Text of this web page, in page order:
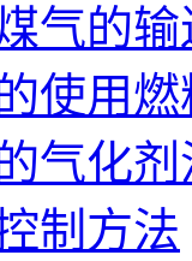
气的输
使用
气化
制方法